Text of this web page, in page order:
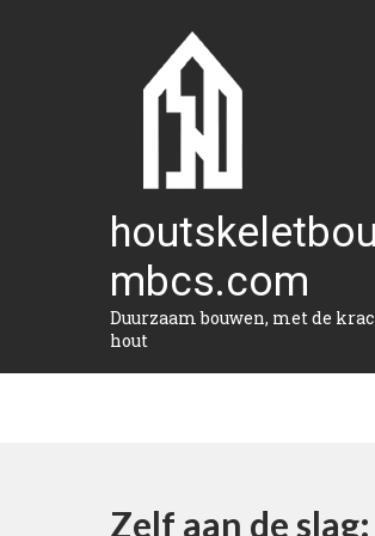
mbcs.com
Duurzaam bouwen, met de
hout
Zelf aan de